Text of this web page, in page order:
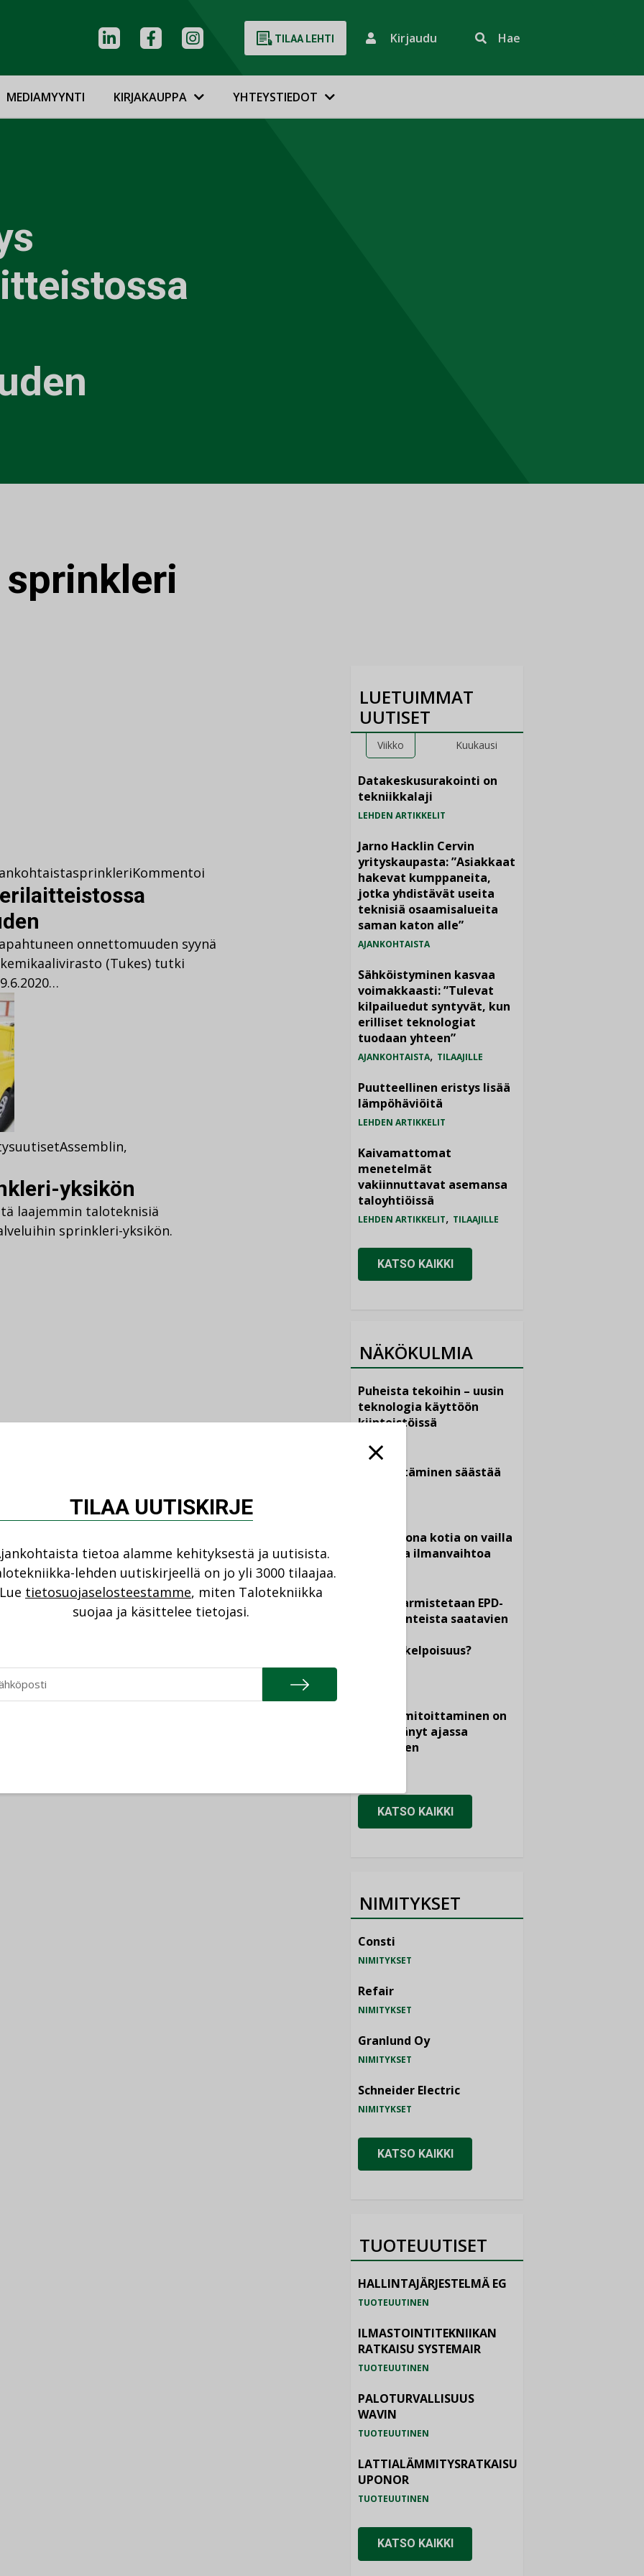
TILAA LEHTI Kirjaudu Hae
MEDIAMYYNTI KIRJAKAUPPA YHTEYSTIEDOT
sprinkleri
sprinkleriKommentoi
onnettomuuden syynä
(Tukes) tutki
Assemblin,
yksikön
laajemmin taloteknisiä
sprinkleri-yksikön.
LUETUIMMAT
UUTISET
Viikko Kuukausi
Datakeskusurakointi on
tekniikkalaji
LEHDEN ARTIKKELIT
Jarno Hacklin Cervin
yrityskaupasta: ”Asiakkaat
hakevat kumppaneita,
jotka yhdistävät useita
teknisiä osaamisalueita
saman katon alle”
AJANKOHTAISTA
Sähköistyminen kasvaa
voimakkaasti: ”Tulevat
kilpailuedut syntyvät, kun
erilliset teknologiat
tuodaan yhteen”
AJANKOHTAISTA, TILAAJILLE
Puutteellinen eristys lisää
lämpöhäviöitä
LEHDEN ARTIKKELIT
Kaivamattomat
menetelmät
vakiinnuttavat asemansa
taloyhtiöissä
LEHDEN ARTIKKELIT, TILAAJILLE
KATSO KAIKKI
NÄKÖKULMIA
Puheista tekoihin – uusin
teknologia käyttöön
kiinteistöissä
Sähköistäminen säästää
Yli miljoona kotia on vailla
toimivaa ilmanvaihtoa
Miten varmistetaan EPD-
dokumenteista saatavien
vertailukelpoisuus?
viemärimitoittaminen on
jämähtänyt ajassa
paikalleen
KATSO KAIKKI
NIMITYKSET
Consti
NIMITYKSET
Refair
NIMITYKSET
Granlund Oy
NIMITYKSET
Schneider Electric
NIMITYKSET
KATSO KAIKKI
TUOTEUUTISET
HALLINTAJÄRJESTELMÄ EG
TUOTEUUTINEN
ILMASTOINTITEKNIIKAN
RATKAISU SYSTEMAIR
TUOTEUUTINEN
PALOTURVALLISUUS
WAVIN
TUOTEUUTINEN
LATTIALÄMMITYSRATKAISU
UPONOR
TUOTEUUTINEN
KATSO KAIKKI
TILAA UUTISKIRJE
tietoa alamme kehityksestä ja uutisista.
lehden uutiskirjeellä on jo yli 3000 tilaajaa.
Lue tietosuojaselosteestamme, miten Talotekniikka
suojaa ja käsittelee tietojasi.